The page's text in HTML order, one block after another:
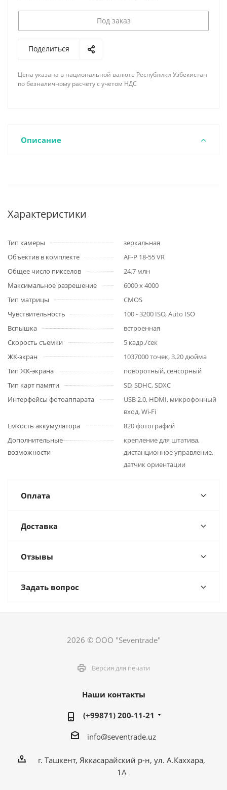
Под заказ
Поделиться
Цена указана в национальной валюте Республики Узбекистан
по безналичному расчету с учетом НДС
Описание
Характеристики
Тип камеры
зеркальная
Объектив в комплекте
AF-P 18-55 VR
Общее число пикселов
24.7 млн
Максимальное разрешение
6000 x 4000
Тип матрицы
CMOS
Чувствительность
100 - 3200 ISO, Auto ISO
Вспышка
встроенная
Скорость съемки
5 кадр./сек
ЖК-экран
1037000 точек, 3.20 дюйма
Тип ЖК-экрана
поворотный, сенсорный
Тип карт памяти
SD, SDHC, SDXC
Интерфейсы фотоаппарата
USB 2.0, HDMI, микрофонный
вход, Wi-Fi
Емкость аккумулятора
820 фотографий
Дополнительные
возможности
крепление для штатива,
дистанционное управление,
датчик ориентации
Оплата
Доставка
Отзывы
Задать вопрос
2026 © ООО "Seventrade"
Версия для печати
Наши контакты
(+99871) 200-11-21
info@seventrade.uz
г. Ташкент, Яккасарайский р-н, ул. А.Каххара,
1А